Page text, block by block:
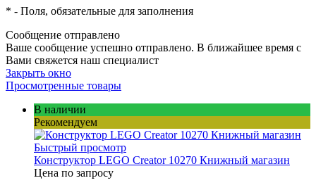
* - Поля, обязательные для заполнения
Сообщение отправлено
Ваше сообщение успешно отправлено. В ближайшее время с
Вами свяжется наш специалист
Закрыть окно
Просмотренные товары
В наличии
Рекомендуем
Быстрый просмотр
Конструктор LEGO Creator 10270 Книжный магазин
Цена по запросу